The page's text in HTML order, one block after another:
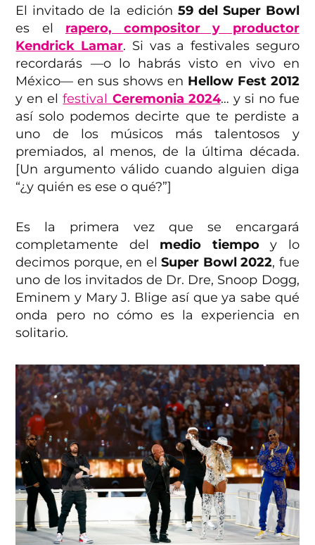
El invitado de la edición 59 del Super Bowl
es el rapero, compositor y productor
Kendrick Lamar. Si vas a festivales seguro
recordarás —o lo habrás visto en vivo en
México— en sus shows en Hellow Fest 2012
y en elfestival Ceremonia 2024… y si no fue
así solo podemos decirte que te perdiste a
uno de los músicos más talentosos y
premiados, al menos, de la última década.
[Un argumento válido cuando alguien diga
“¿y quién es ese o qué?”]
Es la primera vez que se encargará
completamente del medio tiempoy lo
decimos porque, en elSuper Bowl 2022, fue
uno de los invitados de Dr. Dre, Snoop Dogg,
Eminem y Mary J. Blige así que ya sabe qué
onda pero no cómo es la experiencia en
solitario.